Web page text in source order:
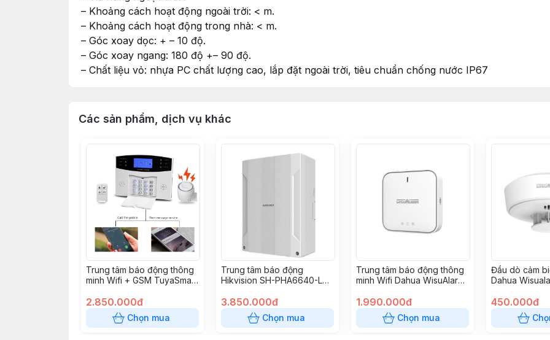
– Khoảng cách hoạt động ngoài trời: < m.
– Khoảng cách hoạt động trong nhà: < m.
– Góc xoay dọc: + – 10 độ.
– Góc xoay ngang: 180 độ +– 90 độ.
– Chất liệu vỏ: nhựa PC chất lượng cao, lắp đặt ngoài trời, tiêu chuẩn chống nước IP67
Các sản phẩm, dịch vụ khác
Trung tâm báo động thông
minh Wifi + GSM TuyaSmart
2.850.000đ
Chọn mua
Trung tâm báo động
Hikvision SH-PHA6640-LP
3.850.000đ
Chọn mua
Trung tâm báo động thông
minh Wifi Dahua WisuAlarm
1.990.000đ
Chọn mua
Đầu dò cảm
Dahua
450.000đ